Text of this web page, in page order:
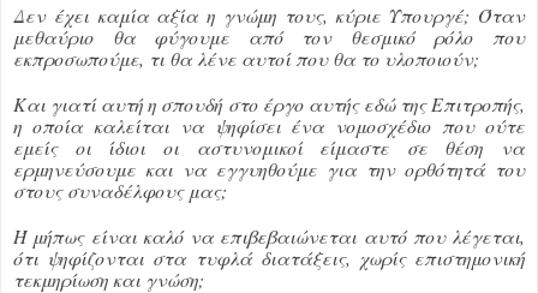
Δεν έχει καμία αξία η γνώμη τους, κύριε Υπουργέ; Όταν
μεθαύριο θα φύγουμε από τον θεσμικό ρόλο που
εκπροσωπούμε, τι θα λένε αυτοί που θα το υλοποιούν;
Και γιατί αυτή η σπουδή στο έργο αυτής εδώ της Επιτροπής,
η οποία καλείται να ψηφίσει ένα νομοσχέδιο που ούτε
εμείς οι ίδιοι οι αστυνομικοί είμαστε σε θέση να
ερμηνεύσουμε και να εγγυηθούμε για την ορθότητά του
στους συναδέλφους μας;
Ή μήπως είναι καλό να επιβεβαιώνεται αυτό που λέγεται,
ότι ψηφίζονται στα τυφλά διατάξεις, χωρίς επιστημονική
τεκμηρίωση και γνώση;